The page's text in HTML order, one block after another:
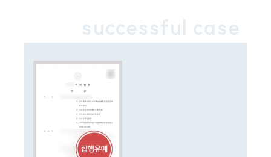
성범죄전문변호사
successful case